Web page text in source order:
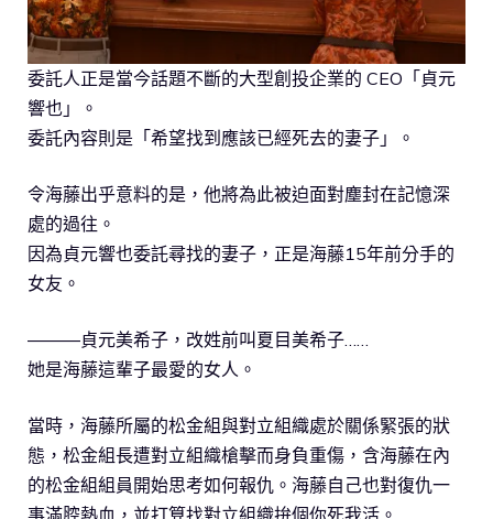
委託人正是當今話題不斷的大型創投企業的 CEO「貞元
響也」。
委託內容則是「希望找到應該已經死去的妻子」。
令海藤出乎意料的是，他將為此被迫面對塵封在記憶深
處的過往。
因為貞元響也委託尋找的妻子，正是海藤15年前分手的
女友。
―――貞元美希子，改姓前叫夏目美希子……
她是海藤這輩子最愛的女人。
當時，海藤所屬的松金組與對立組織處於關係緊張的狀
態，松金組長遭對立組織槍擊而身負重傷，含海藤在內
的松金組組員開始思考如何報仇。海藤自己也對復仇一
事滿腔熱血，並打算找對立組織拚個你死我活。